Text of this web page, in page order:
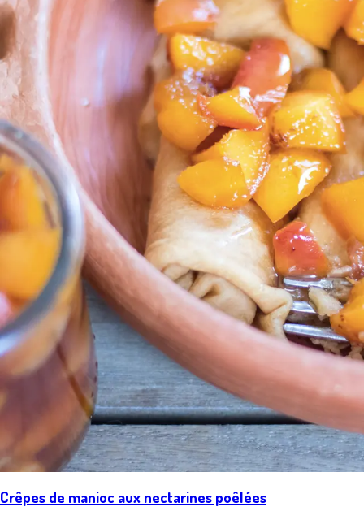
Crêpes de manioc aux nectarines poêlées